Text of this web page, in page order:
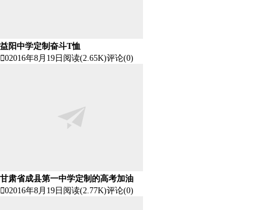
益阳中学定制奋斗T恤
02016年8月19日 阅读(2.65K)评论(0)
甘肃省成县第一中学定制的高考加油
02016年8月19日 阅读(2.77K)评论(0)